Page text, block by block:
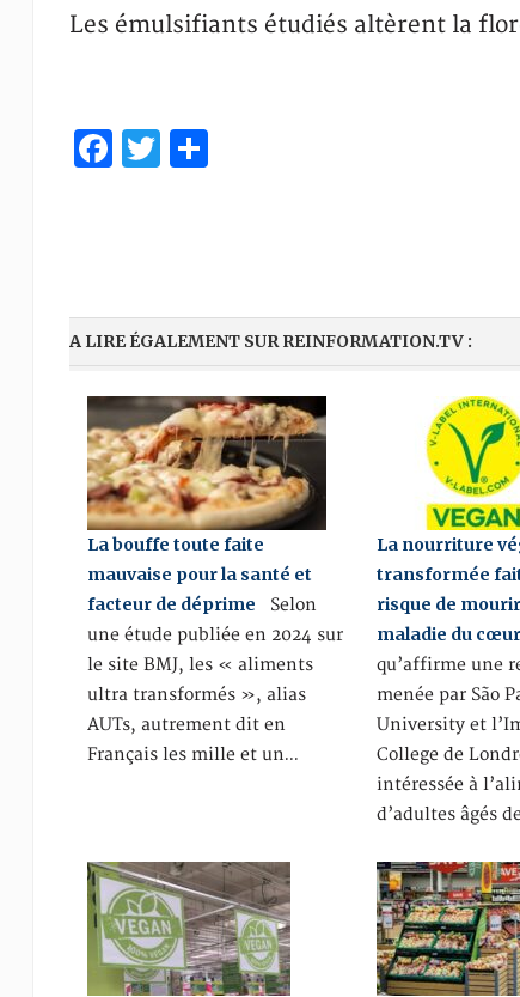
Les émulsifiants étudiés altèrent la
Facebook
Twitter
Partager
A LIRE ÉGALEMENT SUR REINFORMATION.TV :
La bouffe toute faite
mauvaise pour la santé et
facteur de déprime Selon
une étude publiée en 2024 sur
le site BMJ, les « aliments
ultra transformés », alias
AUTs, autrement dit en
Français les mille et un…
La nourriture
transformée
risque de mourir
maladie du cœur
qu’affirme une
menée par São
University et
College de
intéressée à
d’adultes âgés